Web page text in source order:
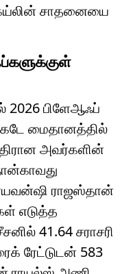
சாதனையை
பிளேஆஃப்
மைதானத்தில்
அவர்களின்
ராஜஸ்தான்
எடுத்த
41.64 சராசரி
ரேட்டுடன் 583